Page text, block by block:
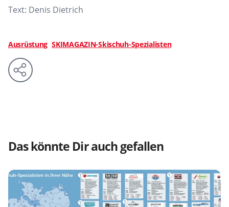
Text: Denis Dietrich
Ausrüstung SKIMAGAZIN-Skischuh-Spezialisten
Das könnte Dir auch gefallen